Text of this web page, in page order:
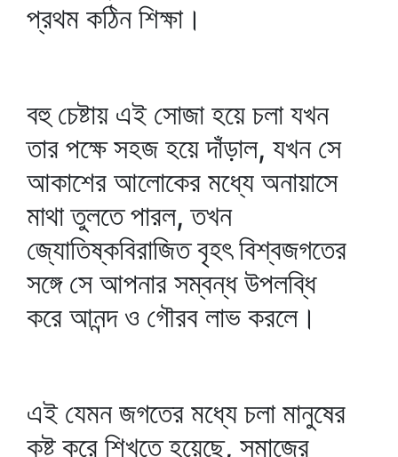
প্রথম কঠিন শিক্ষা।
বহু চেষ্টায় এই সোজা হয়ে চলা যখন
তার পক্ষে সহজ হয়ে দাঁড়াল, যখন সে
আকাশের আলোকের মধ্যে অনায়াসে
মাথা তুলতে পারল, তখন
জ্যোতিষ্কবিরাজিত বৃহৎ বিশ্বজগতের
সঙ্গে সে আপনার সম্বন্ধ উপলব্ধি
করে আনন্দ ও গৌরব লাভ করলে।
এই যেমন জগতের মধ্যে চলা মানুষের
কষ্ট করে শিখতে হয়েছে, সমাজের